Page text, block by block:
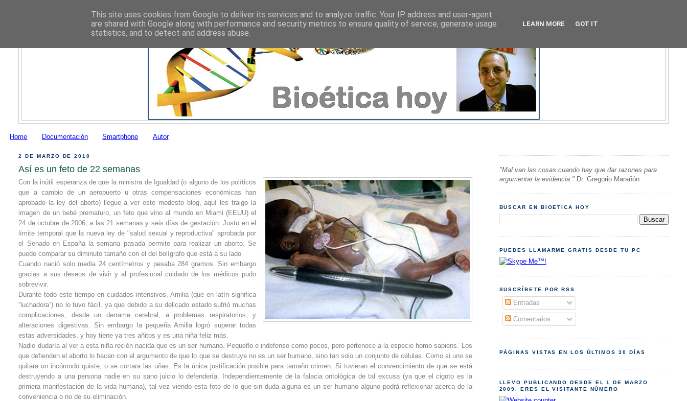
Home Documentación Smartphone Autor
2 DE MARZO DE 2010
Así es un feto de 22 semanas
Con la inútil esperanza de que la ministra de Igualdad (o alguno de los políticos
que a cambio de un aeropuerto u otras compensaciones económicas han
aprobado la ley del aborto) llegue a ver este modesto blog, aquí les traigo la
imagen de un bebé prematuro, un feto que vino al mundo en Miami (EEUU) el
24 de octubre de 2006, a las 21 semanas y seis días de gestación. Justo en el
límite temporal que la nueva ley de "salud sexual y reproductiva" aprobada por
el Senado en España la semana pasada permite para realizar un aborto. Se
puede comparar su diminuto tamaño con el del bolígrafo que está a su lado
Cuando nació solo media 24 centímetros y pesaba 284 gramos. Sin embargo
gracias a sus deseos de vivir y al profesional cuidado de los médicos pudo
sobrevivir.
Durante todo este tiempo en cuidados intensivos, Amilia (que en latín significa
“luchadora”) no lo tuvo fácil, ya que debido a su delicado estado sufrió muchas
complicaciones, desde un derrame cerebral, a problemas respiratorios, y
alteraciones digestivas. Sin embargo la pequeña Amilia logró superar todas
estas adversidades, y hoy tiene ya tres añitos y es una niña feliz más.
Nadie dudaría al ver a esta niña recién nacida que es un ser humano. Pequeño e indefenso como pocos, pero pertenece a la especie homo sapiens. Los
que defienden el aborto lo hacen con el argumento de que lo que se destruye no es un ser humano, sino tan solo un conjunto de células. Como si uno se
quitara un incómodo quiste, o se cortara las uñas. Es la única justificación posible para tamaño crimen. Si tuvieran el convencimiento de que se está
destruyendo a una persona nadie en su sano juicio lo defendería. Independientemente de la falacia ontológica de tal excusa (ya que el cigoto es la
primera manifestación de la vida humana), tal vez viendo esta foto de lo que sin duda alguna es un ser humano alguno podrá reflexionar acerca de la
conveniencia o no de su eliminación.
"Mal van las cosas cuando hay que dar razones para
argumentar la evidencia." Dr. Gregorio Marañón
BUSCAR EN BIOETICA HOY
PUEDES LLAMARME GRATIS DESDE TU PC
SUSCRÍBETE POR RSS
Entradas
Comentarios
PÁGINAS VISTAS EN LOS ÚLTIMOS 30 DÍAS
LLEVO PUBLICANDO DESDE EL 1 DE MARZO
2009. ERES EL VISITANTE NÚMERO
This site uses cookies from Google to deliver its services and to analyze traffic. Your IP address and user-agent
are shared with Google along with performance and security metrics to ensure quality of service, generate usage
statistics, and to detect and address abuse.
LEARN MORE GOT IT